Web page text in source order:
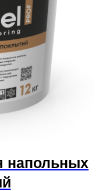
напольных